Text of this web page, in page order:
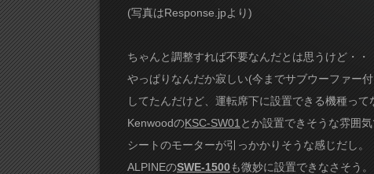
(写真はResponse.jpより)
ちゃんと調整すれば不要なんだとは思うけど・・
やっぱりなんだか寂しい(今までサブウーファー
してたんだけど、運転席下に設置できる機種って
KenwoodのKSC-SW01 とか設置できそうな雰囲
シートのモーターが引っかかりそうな感じだし。
ALPINEのSWE-1500も微妙に設置できなさそう。